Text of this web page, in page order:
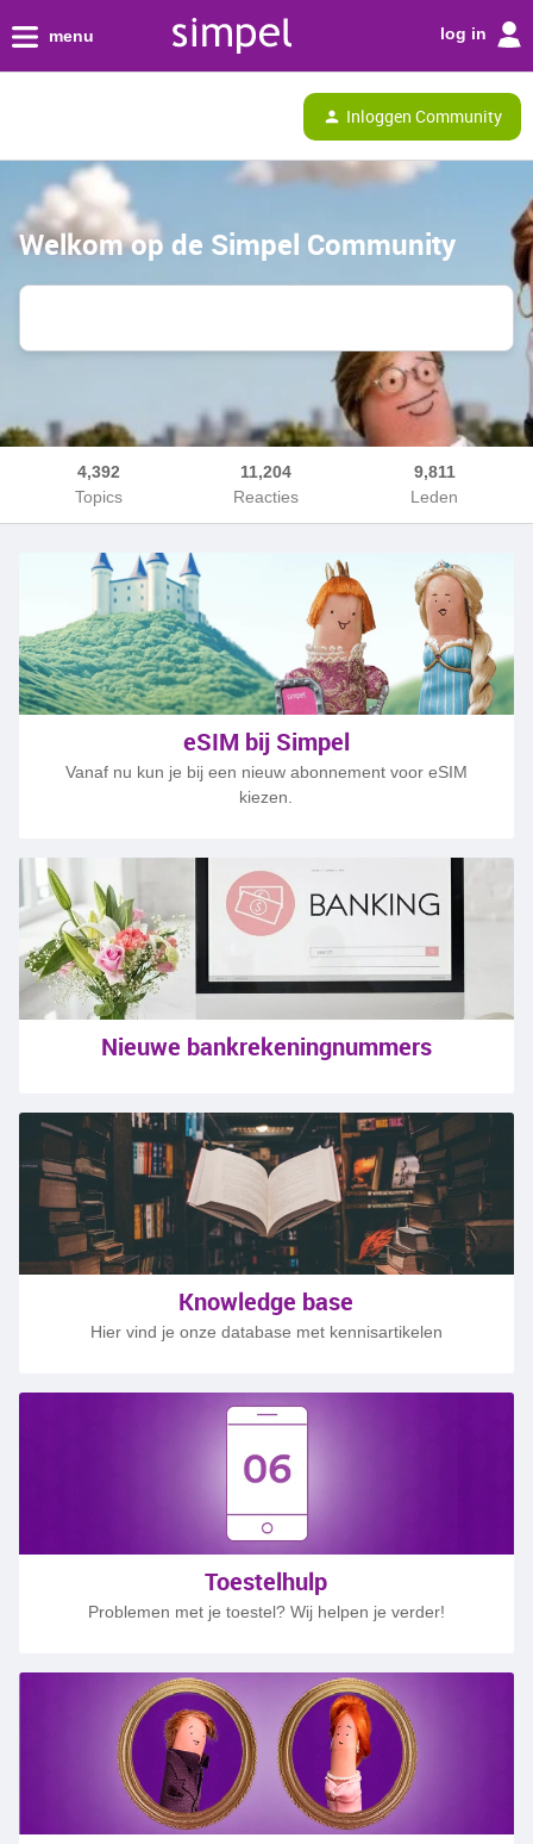
menu log in
Inloggen Community
Welkom op de Simpel Community
4,392
Topics
11,204
Reacties
9,811
Leden
Vind antwoorden op je vragen
Blijf op de hoogte van nieuwe topics
Stel vragen en help anderen
Stel je vraag
eSIM bij Simpel
Vanaf nu kun je bij een nieuw abonnement voor eSIM
kiezen.
Nieuwe bankrekeningnummers
Knowledge base
Hier vind je onze database met kennisartikelen
Toestelhulp
Problemen met je toestel? Wij helpen je verder!